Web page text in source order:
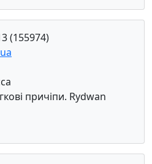
(155974)
причіпи. Rydwan